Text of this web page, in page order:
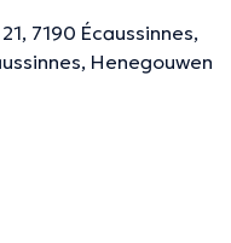
7190 Écaussinnes,
Henegouwen